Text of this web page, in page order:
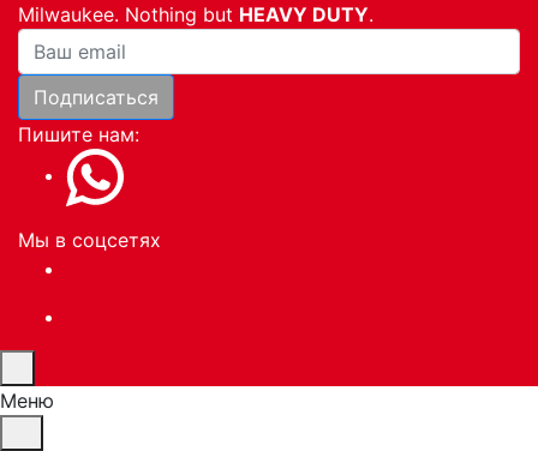
Milwaukee. Nothing but HEAVY DUTY.
Ваша почта
Подписаться
Пишите нам:
Мы в соцсетях
Меню